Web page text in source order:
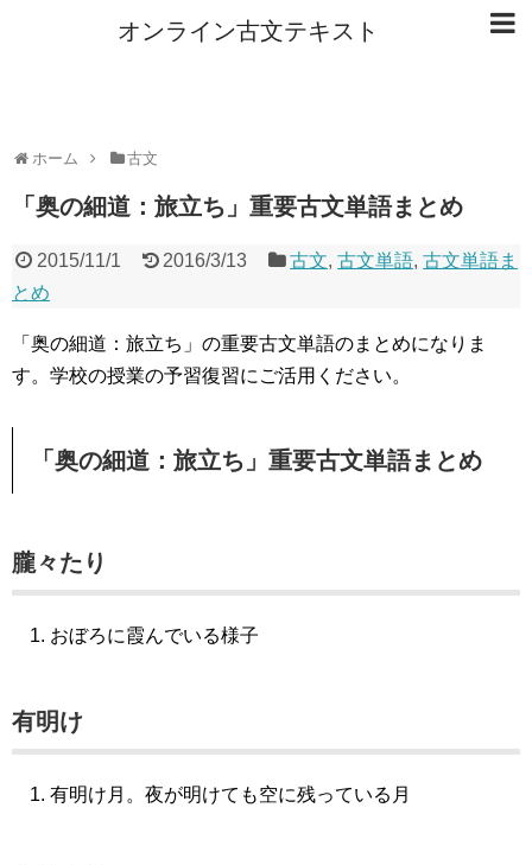
オンライン古文テキスト
ホーム 古文
「奥の細道：旅立ち」重要古文単語まとめ
2015/11/1 2016/3/13 古文,古文単語,古文単語ま
とめ
「奥の細道：旅立ち」の重要古文単語のまとめになりま
す。学校の授業の予習復習にご活用ください。
「奥の細道：旅立ち」重要古文単語まとめ
朧々たり
おぼろに霞んでいる様子
有明け
有明け月。夜が明けても空に残っている月